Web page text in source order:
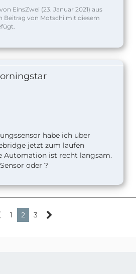
EinsZwei (23. Januar 2021) aus
Beitrag von Motschi mit diesem
habe ich über
jetzt zum laufen
Automation ist recht langsam.
oder ?
1 2 3